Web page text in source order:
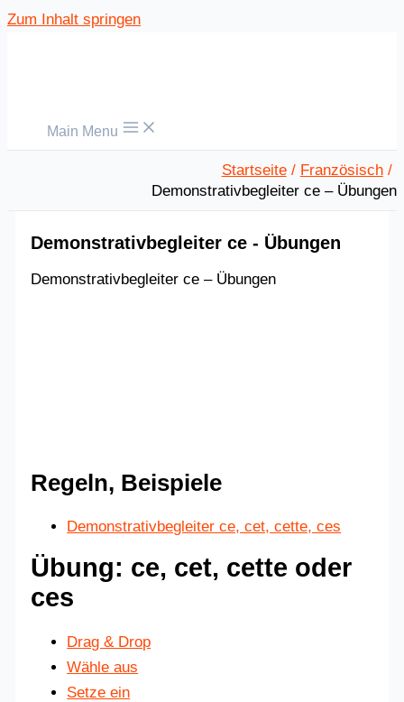
Zum Inhalt springen
Main Menu
Startseite
Französisch
Demonstrativbegleiter ce – Übungen
Demonstrativbegleiter ce - Übungen
Demonstrativbegleiter ce – Übungen
Regeln, Beispiele
Demonstrativbegleiter ce, cet, cette, ces
Übung: ce, cet, cette oder
ces
Drag & Drop
Wähle aus
Setze ein